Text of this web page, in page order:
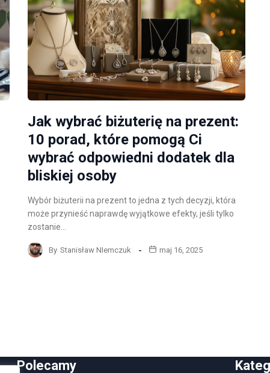
Jak wybrać biżuterię na prezent:
10 porad, które pomogą Ci
wybrać odpowiedni dodatek dla
bliskiej osoby
Wybór biżuterii na prezent to jedna z tych decyzji, która
może przynieść naprawdę wyjątkowe efekty, jeśli tylko
zostanie…
By Stanisław NIemczuk maj 16, 2025
Polecamy